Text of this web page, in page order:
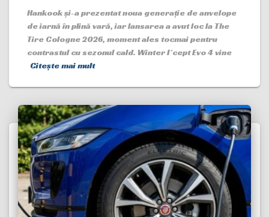
Hankook și-a prezentat noua generație de anvelope
de iarnă în plină vară, iar lansarea a avut loc la The
Tire Cologne 2026, moment ales tocmai pentru
contrastul cu sezonul cald. Winter I*cept Evo 4 vine
Citește mai mult